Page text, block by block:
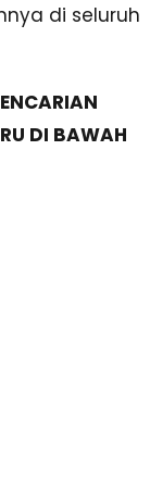
di seluruh
DI BAWAH